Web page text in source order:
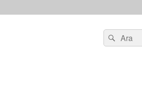
Search
for:
Ara